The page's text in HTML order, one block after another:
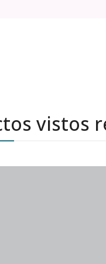
vistos